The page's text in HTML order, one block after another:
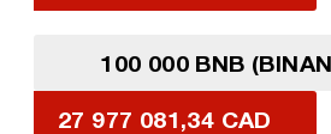
100 000 BNB
27 977 081,34 CAD